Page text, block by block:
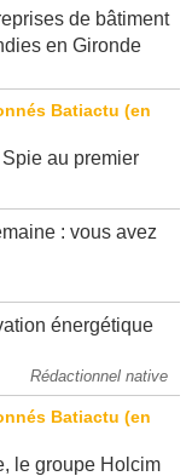
de bâtiment
en Gironde
au premier
: vous avez
énergétique
Rédactionnel native
le groupe Holcim